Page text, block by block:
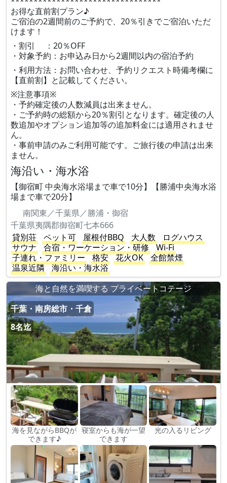
お得な直前割プラン♪
ご宿泊の2週間前のご予約で、20％引きでご宿泊いただ
けます！
・割引 ：20％OFF
・対象予約：お申込み日から2週間以内の宿泊予約
・利用方法：お問い合わせ、予約リクエスト時備考欄に
【直前割】と記載してください。
※注意事項※
・予約確定後の人数減員は出来ません。
・ご予約時の総額から20％割引となります。確定後の人
数追加やオプション追加等の追加料金には適用されませ
ん。
・事前申請のみご利用可能です。ご旅行後の申請は出来
ません。
海沿い・海水浴
【御宿町 中央海水浴場まで車で10分】【勝浦中央海水浴
場まで車で20分】
南関東／千葉県／勝浦・御宿
千葉県夷隅郡御宿町七本666
貸別荘
ペット可 屋根付BBQ 大人数
ログハウス
サウナ
合宿・ワーケーション・研修
Wi-Fi
子連れ・ファミリー
格安 花火OK
全館禁煙
温泉近隣
海沿い・海水浴
海と自然を満喫する プライベートコテージ
千葉・南房総市・千倉
8名迄
海を見ながらBBQが
できます♪
寝室からも海が一望
できます
光の入るリビング